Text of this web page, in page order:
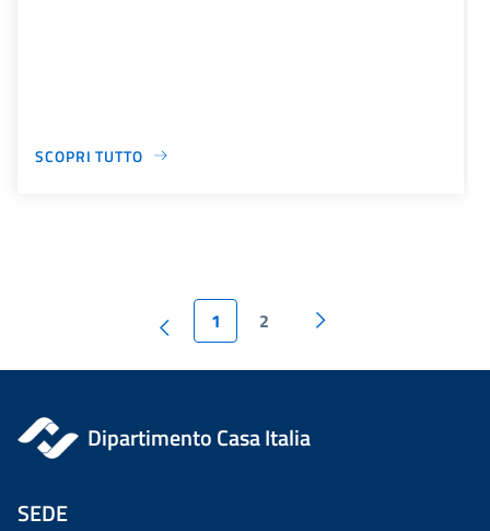
SCOPRI TUTTO
1 2
Dipartimento Casa Italia
SEDE